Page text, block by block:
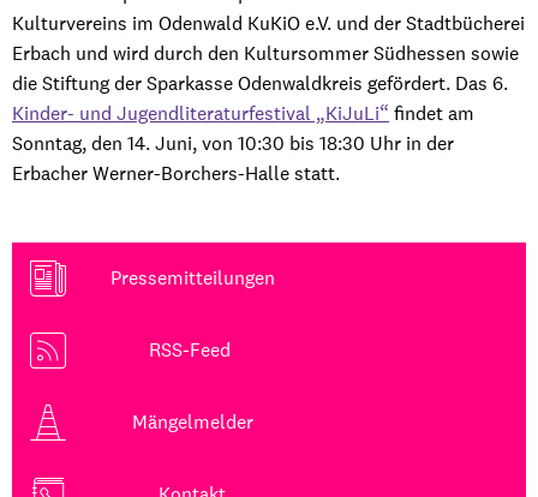
Kulturvereins im Odenwald KuKiO e.V. und der Stadtbücherei
Erbach und wird durch den Kultursommer Südhessen sowie
die Stiftung der Sparkasse Odenwaldkreis gefördert. Das 6.
Kinder- und Jugendliteraturfestival „KiJuLi“ findet am
Sonntag, den 14. Juni, von 10:30 bis 18:30 Uhr in der
Erbacher Werner-Borchers-Halle statt.
Pressemitteilungen
RSS-Feed
Mängelmelder